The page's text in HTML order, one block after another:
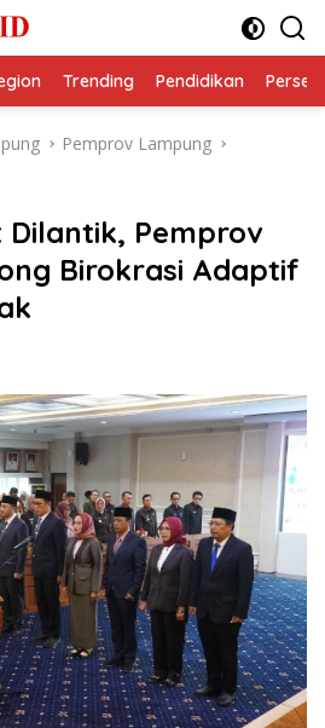
Trending Pendidikan
Pemprov Lampung
Dilantik, Pemprov
Birokrasi Adaptif